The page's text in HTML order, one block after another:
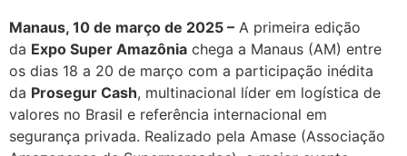
Manaus, 10 de março de 2025 – A primeira edição
da Expo Super Amazônia chega a Manaus (AM) entre
os dias 18 a 20 de março com a participação inédita
da Prosegur Cash, multinacional líder em logística de
valores no Brasil e referência internacional em
segurança privada. Realizado pela Amase (Associação